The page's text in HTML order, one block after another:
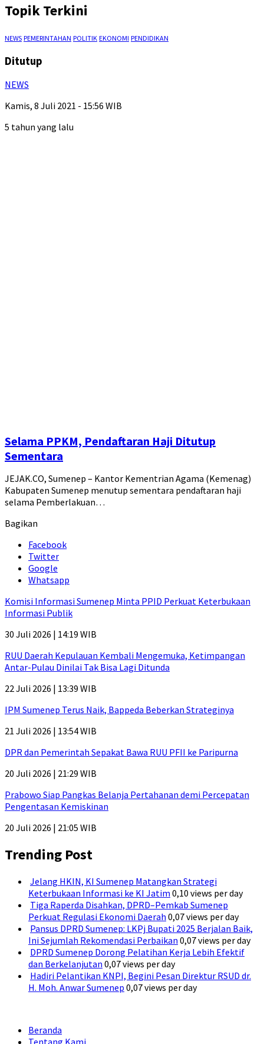
Topik Terkini
NEWS PEMERINTAHAN POLITIK EKONOMI PENDIDIKAN
Ditutup
NEWS
Kamis, 8 Juli 2021 - 15:56 WIB
5 tahun yang lalu
Selama PPKM, Pendaftaran Haji Ditutup
Sementara
JEJAK.CO, Sumenep – Kantor Kementrian Agama (Kemenag)
Kabupaten Sumenep menutup sementara pendaftaran haji
selama Pemberlakuan…
Bagikan
Facebook
Twitter
Google
Whatsapp
Komisi Informasi Sumenep Minta PPID Perkuat Keterbukaan
Informasi Publik
30 Juli 2026 | 14:19 WIB
RUU Daerah Kepulauan Kembali Mengemuka, Ketimpangan
Antar-Pulau Dinilai Tak Bisa Lagi Ditunda
22 Juli 2026 | 13:39 WIB
IPM Sumenep Terus Naik, Bappeda Beberkan Strateginya
21 Juli 2026 | 13:54 WIB
DPR dan Pemerintah Sepakat Bawa RUU PFII ke Paripurna
20 Juli 2026 | 21:29 WIB
Prabowo Siap Pangkas Belanja Pertahanan demi Percepatan
Pengentasan Kemiskinan
20 Juli 2026 | 21:05 WIB
Trending Post
Jelang HKIN, KI Sumenep Matangkan Strategi
Keterbukaan Informasi ke KI Jatim 0,10 views per day
Tiga Raperda Disahkan, DPRD–Pemkab Sumenep
Perkuat Regulasi Ekonomi Daerah 0,07 views per day
Pansus DPRD Sumenep: LKPj Bupati 2025 Berjalan Baik,
Ini Sejumlah Rekomendasi Perbaikan 0,07 views per day
DPRD Sumenep Dorong Pelatihan Kerja Lebih Efektif
dan Berkelanjutan 0,07 views per day
Hadiri Pelantikan KNPI, Begini Pesan Direktur RSUD dr.
H. Moh. Anwar Sumenep 0,07 views per day
Beranda